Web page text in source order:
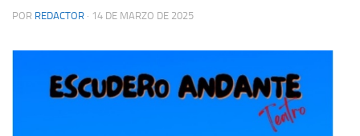
POR REDACTOR · 14 DE MARZO DE 2025